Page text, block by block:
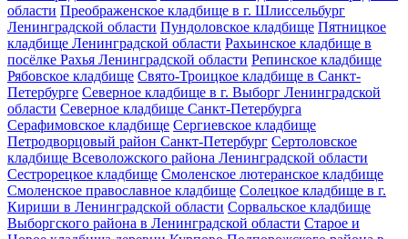
области Преображенское кладбище в г. Шлиссельбург
Ленинградской области Пундоловское кладбище Пятницкое
кладбище Ленинградской области Рахьинское кладбище в
посёлке Рахья Ленинградской области Репинское кладбище
Рябовское кладбище Свято-Троицкое кладбище в Санкт-
Петербурге Северное кладбище в г. Выборг Ленинградской
области Северное кладбище Санкт-Петербурга
Серафимовское кладбище Сергиевское кладбище
Петродворцовый район Санкт-Петербург Сертоловское
кладбище Всеволожского района Ленинградской области
Сестрорецкое кладбище Смоленское лютеранское кладбище
Смоленское православное кладбище Солецкое кладбище в г.
Кириши в Ленинградской области Сорвальское кладбище
Выборгского района в Ленинградской области Старое и